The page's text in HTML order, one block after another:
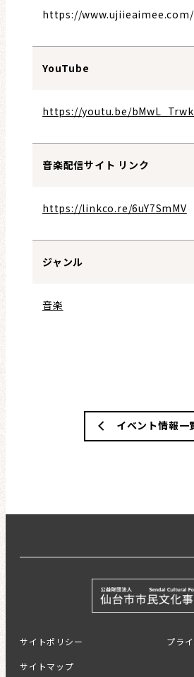
https://www.ujiieaimee.com/
YouTube
https://youtu.be/
音楽配信サイト リンク
https://linkco.re/6uY7SmMV
ジャンル
音楽
イベント情報一
サイトポリシー プラ
サイトマップ